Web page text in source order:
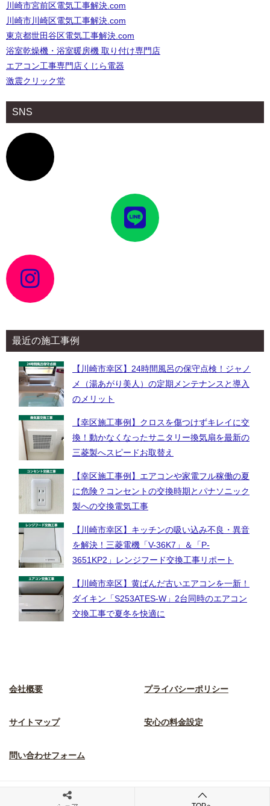
川崎市宮前区電気工事解決.com
川崎市川崎区電気工事解決.com
東京都世田谷区電気工事解決.com
浴室乾燥機・浴室暖房機 取り付け専門店
エアコン工事専門店くじら電器
激震クリック堂
SNS
イ
コ
ン
リ
イ
コ
ン
リ
イ
コ
ン
リ
最近の施工事例
【川崎市幸区】24時間風呂の保守点検！ジャノ
メ（湯あがり美人）の定期メンテナンスと導入
のメリット
【幸区施工事例】クロスを傷つけずキレイに交
換！動かなくなったサニタリー換気扇を最新の
三菱製へスピードお取替え
【幸区施工事例】エアコンや家電フル稼働の夏
に危険？コンセントの交換時期とパナソニック
製への交換電気工事
【川崎市幸区】キッチンの吸い込み不良・異音
を解決！三菱電機「V-36K7」＆「P-
3651KP2」レンジフード交換工事リポート
【川崎市幸区】黄ばんだ古いエアコンを一新！
ダイキン「S253ATES-W」2台同時のエアコン
交換工事で夏冬を快適に
会社概要 プライバシーポリシー
サイトマップ 安心の料金設定
問い合わせフォーム
© 2023 川崎市幸区電気工事解決.com